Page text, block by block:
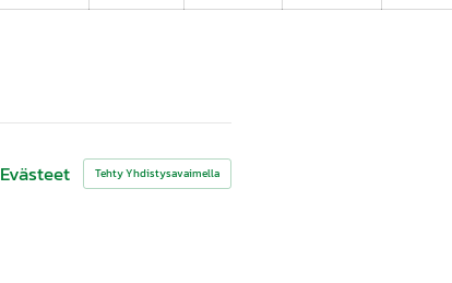
Evästeet Tehty Yhdistysavaimella